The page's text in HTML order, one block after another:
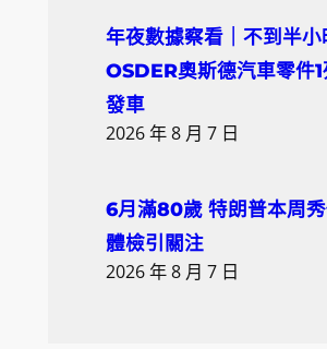
年夜數據察看｜不到半
OSDER奧斯德汽車零件1
發車
2026 年 8 月 7 日
6月滿80歲 特朗普本周
體檢引關注
2026 年 8 月 7 日